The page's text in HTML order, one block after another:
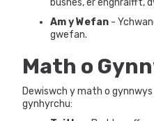
busnes, er enghraifft,
Am y Wefan -
gwefan.
Math o
Dewiswch y math o
gynhyrchu: